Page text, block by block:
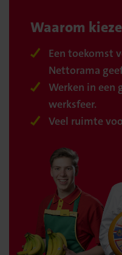
Waarom
Een toekomst
Nettorama
Werken in een
werksfeer.
Veel ruimte